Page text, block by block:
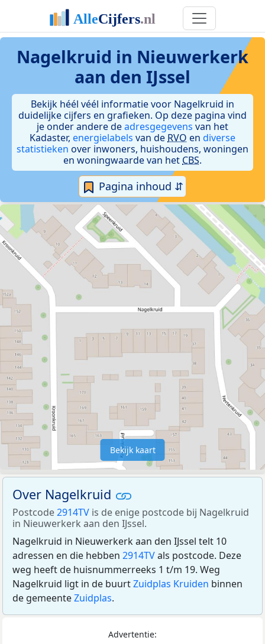
Nagelkruid in Nieuwerkerk
aan den IJssel
Bekijk héél véél informatie voor Nagelkruid in
duidelijke cijfers en grafieken. Op deze pagina vind
je onder andere deadresgegevens van het
Kadaster, energielabels van de RVO en diverse
statistieken over inwoners, huishoudens, woningen
en woningwaarde van het CBS.
Pagina inhoud ⇵
Bekijk kaart
Over Nagelkruid
Postcode2914TV is de enige postcode bij Nagelkruid
in Nieuwerkerk aan den IJssel.
Nagelkruid in Nieuwerkerk aan den IJssel telt 10
adressen en die hebben 2914TVals postcode. Deze
weg heeft de huisnummerreeks 1 t/m 19. Weg
Nagelkruid ligt in de buurtZuidplas Kruiden binnen
de gemeenteZuidplas.
Advertentie: